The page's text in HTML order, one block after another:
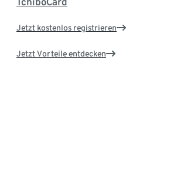
Jetzt kostenlos registrieren
Jetzt Vorteile entdecken